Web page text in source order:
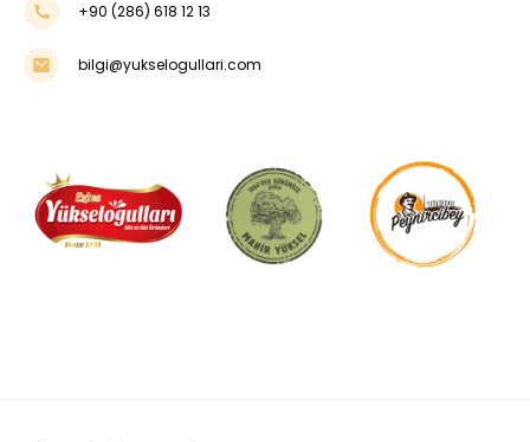
+90 (286) 618 12 13
bilgi@yukselogullari.com